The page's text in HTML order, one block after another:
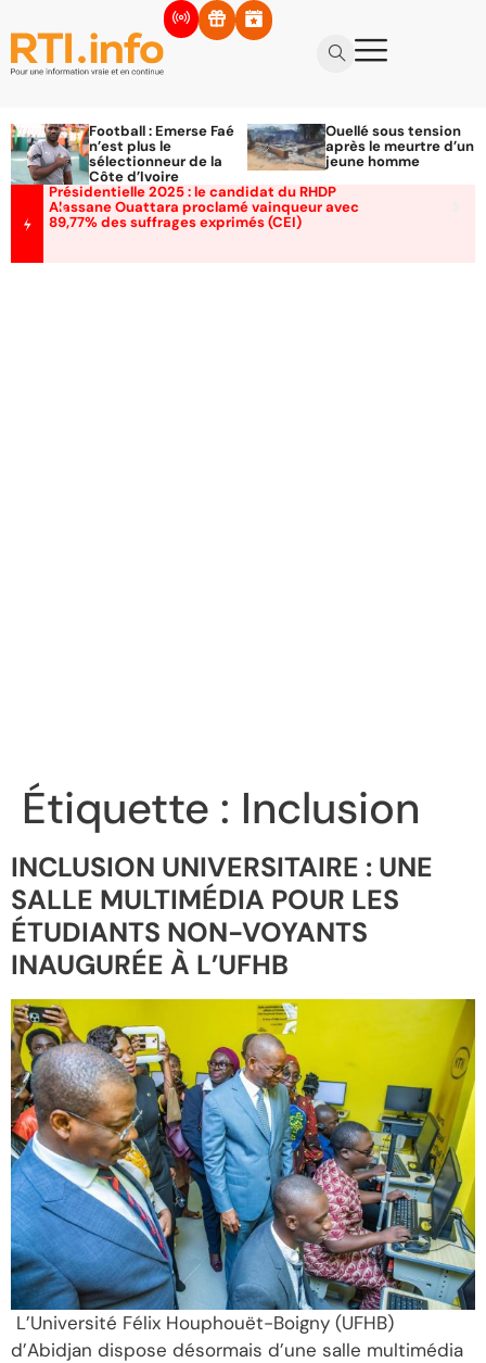
Football : Emerse Faé
n’est plus le
sélectionneur de la
Côte d’Ivoire
Ouellé sous tension
après le meurtre d’un
jeune homme
Présidentielle 2025 : le candidat du RHDP
Alassane Ouattara proclamé vainqueur avec
89,77% des suffrages exprimés (CEI)
Étiquette : Inclusion
INCLUSION UNIVERSITAIRE : UNE
SALLE MULTIMÉDIA POUR LES
ÉTUDIANTS NON-VOYANTS
INAUGURÉE À L’UFHB
L’Université Félix Houphouët-Boigny (UFHB)
d’Abidjan dispose désormais d’une salle multimédia